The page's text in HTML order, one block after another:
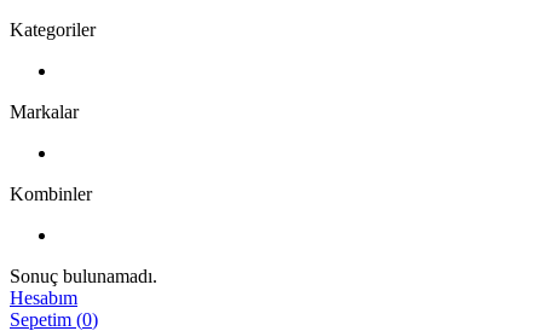
Kategoriler
Markalar
Kombinler
Sonuç bulunamadı.
Hesabım
Sepetim (0)